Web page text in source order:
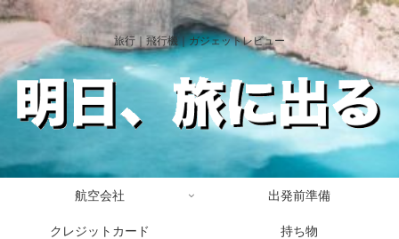
旅行｜飛行機｜ガジェットレビュー
航空会社 出発前準備
クレジットカード 持ち物